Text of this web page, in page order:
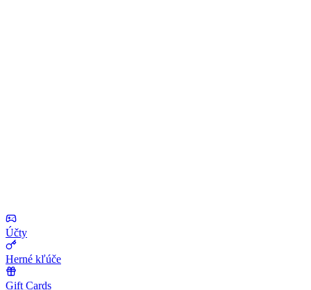
Účty
Herné kľúče
Gift Cards